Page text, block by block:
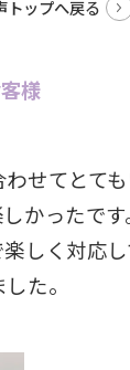
トップへ戻る
様
せてとて
かったです
しく対応
た。